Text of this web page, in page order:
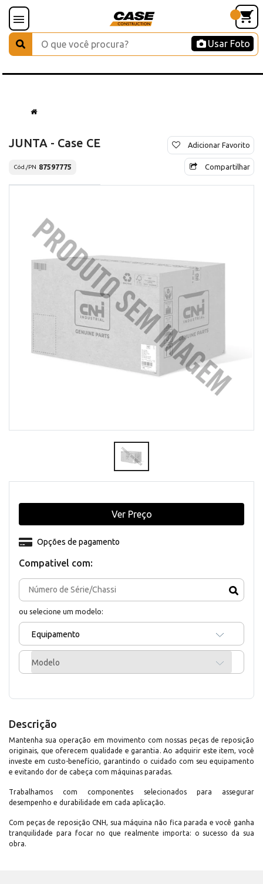
Usar Foto
JUNTA - Case CE
Cód./PN 87597775
Adicionar Favorito
Compartilhar
Compativel com:
ou selecione um modelo:
Equipamento
Modelo
Opções de pagamento
Ver Preço
Descrição
Mantenha sua operação em movimento com nossas peças de reposição
originais, que oferecem qualidade e garantia. Ao adquirir este item, você
investe em custo-benefício, garantindo o cuidado com seu equipamento
e evitando dor de cabeça com máquinas paradas.
Trabalhamos com componentes selecionados para assegurar
desempenho e durabilidade em cada aplicação.
Com peças de reposição CNH, sua máquina não fica parada e você ganha
tranquilidade para focar no que realmente importa: o sucesso da sua
obra.